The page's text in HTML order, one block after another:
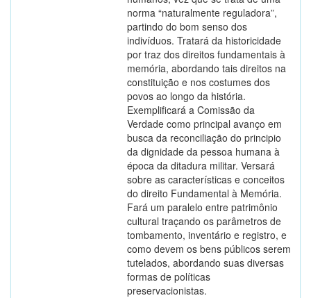
norma “naturalmente reguladora”,
partindo do bom senso dos
indivíduos. Tratará da historicidade
por traz dos direitos fundamentais à
memória, abordando tais direitos na
constituição e nos costumes dos
povos ao longo da história.
Exemplificará a Comissão da
Verdade como principal avanço em
busca da reconciliação do principio
da dignidade da pessoa humana à
época da ditadura militar. Versará
sobre as características e conceitos
do direito Fundamental à Memória.
Fará um paralelo entre patrimônio
cultural traçando os parâmetros de
tombamento, inventário e registro, e
como devem os bens públicos serem
tutelados, abordando suas diversas
formas de políticas
preservacionistas.